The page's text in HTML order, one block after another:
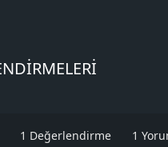
1 Değerlendirme 1